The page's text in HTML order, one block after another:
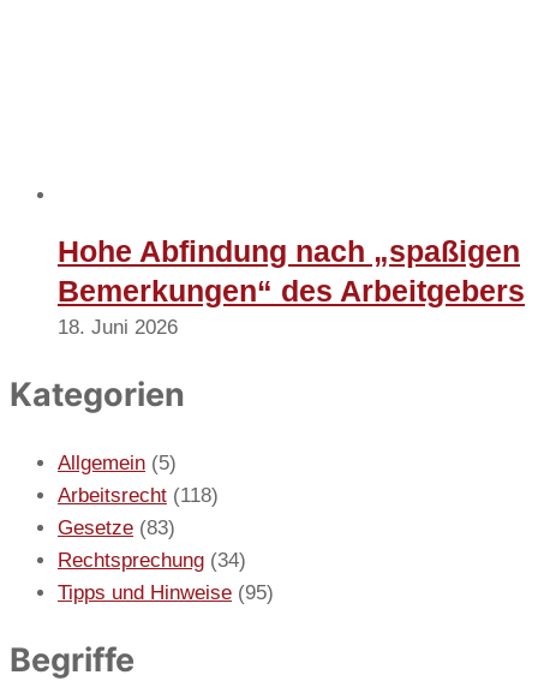
Hohe Abfindung nach „spaßigen
Bemerkungen“ des Arbeitgebers
18. Juni 2026
Kategorien
Allgemein (5)
Arbeitsrecht (118)
Gesetze (83)
Rechtsprechung (34)
Tipps und Hinweise (95)
Begriffe